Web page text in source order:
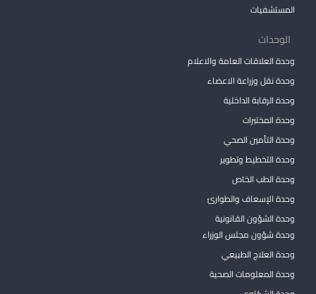
المستشفيات
الوحدات
وحدة العلاقات العامة والاعلام
وحدة نقل وزراعة الاعضاء
وحدة الرقابة الداخلية
وحدة المختبرات
وحدة التأمين الصحي
وحدة التخطيط وتطوير
وحدة الطب الخاص
وحدة الإسعاف والطوارئ
وحدة الشؤون القانونية
وحدة شؤون مجلس الوزراء
وحدة العلاج الطبيعي
وحدة المعلومات الصحية